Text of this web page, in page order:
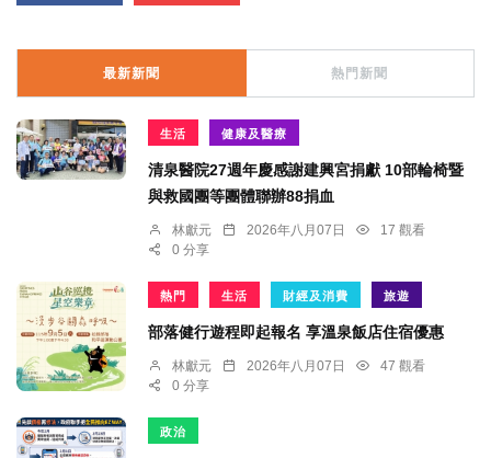
最新新聞 熱門新聞
生活 健康及醫療
清泉醫院27週年慶感謝建興宮捐獻 10部輪椅暨
與救國團等團體聯辦88捐血
林獻元 2026年八月07日
17 觀看
0 分享
熱門 生活 財經及消費 旅遊
部落健行遊程即起報名 享溫泉飯店住宿優惠
林獻元 2026年八月07日
47 觀看
0 分享
政治